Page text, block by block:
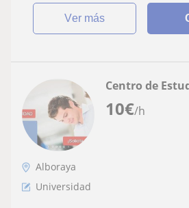
ver más
10€/h
Centro de
Alboraya
Universidad